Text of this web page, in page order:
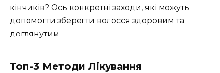
кінчиків? Ось конкретні заходи, які можуть
допомогти зберегти волосся здоровим та
доглянутим.
Топ-3 Методи Лікування